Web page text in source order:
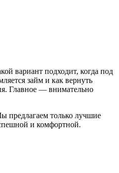
вариант подходит, когда под
займ и как вернуть
Главное — внимательно
предлагаем только лучшие
и комфортной.